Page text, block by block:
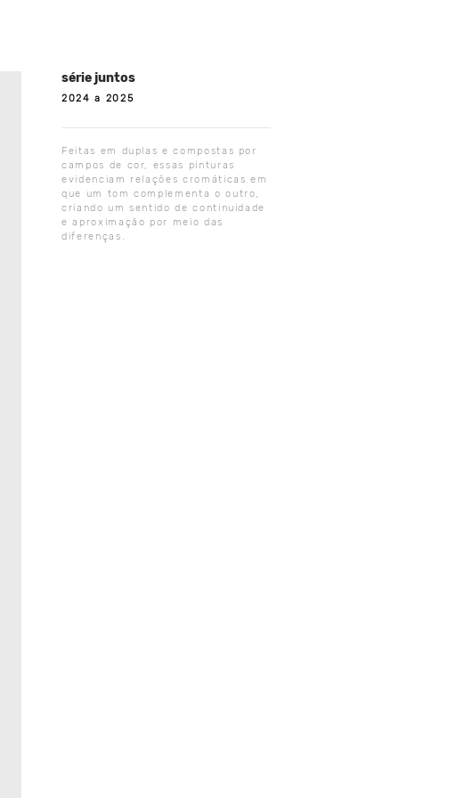
série juntos
2024 a 2025
Feitas em duplas e compostas por
campos de cor, essas pinturas
evidenciam relações cromáticas em
que um tom complementa o outro,
criando um sentido de continuidade
e aproximação por meio das
diferenças.